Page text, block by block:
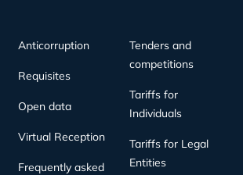
Anticorruption
Requisites
Open data
Virtual Reception
Frequently asked
Tenders and
competitions
Tariffs for
Individuals
Tariffs for Legal
Entities